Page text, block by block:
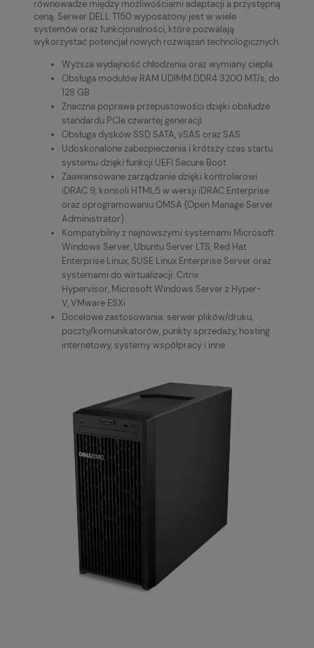
równowadze między możliwościami adaptacji a przystępną
ceną. Serwer DELL T150 wyposażony jest w wiele
systemów oraz funkcjonalności, które pozwalają
wykorzystać potencjał nowych rozwiązań technologicznych.
Wyższa wydajność chłodzenia oraz wymiany ciepła
Obsługa modułów RAM UDIMM DDR4 3200 MT/s, do
128 GB
Znaczna poprawa przepustowości dzięki obsłudze
standardu PCIe czwartej generacji
Obsługa dysków SSD SATA, vSAS oraz SAS
Udoskonalone zabezpieczenia i krótszy czas startu
systemu dzięki funkcji UEFI Secure Boot
Zaawansowane zarządzanie dzięki kontrolerowi
iDRAC 9, konsoli HTML5 w wersji iDRAC Enterprise
oraz oprogramowaniu OMSA (Open Manage Server
Administrator)
Kompatybilny z najnowszymi systemami Microsoft
Windows Server, Ubuntu Server LTS, Red Hat
Enterprise Linux, SUSE Linux Enterprise Server oraz
systemami do wirtualizacji: Citrix
Hypervisor, Microsoft Windows Server z Hyper-
V, VMware ESXi
Docelowe zastosowania: serwer plików/druku,
poczty/komunikatorów, punkty sprzedaży, hosting
internetowy, systemy współpracy i inne